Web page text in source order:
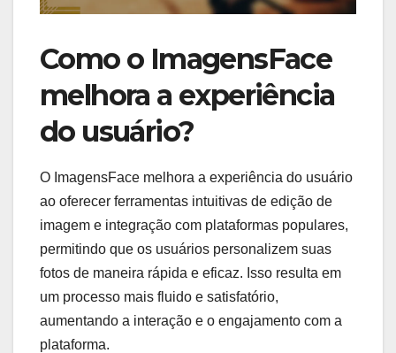
Como o ImagensFace
melhora a experiência
do usuário?
O ImagensFace melhora a experiência do usuário
ao oferecer ferramentas intuitivas de edição de
imagem e integração com plataformas populares,
permitindo que os usuários personalizem suas
fotos de maneira rápida e eficaz. Isso resulta em
um processo mais fluido e satisfatório,
aumentando a interação e o engajamento com a
plataforma.